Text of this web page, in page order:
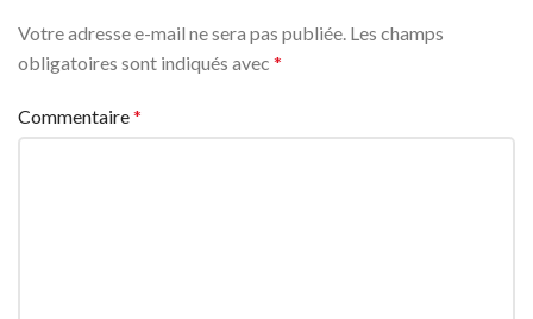
Votre adresse e-mail ne sera pas publiée. Les champs
obligatoires sont indiqués avec *
Commentaire*